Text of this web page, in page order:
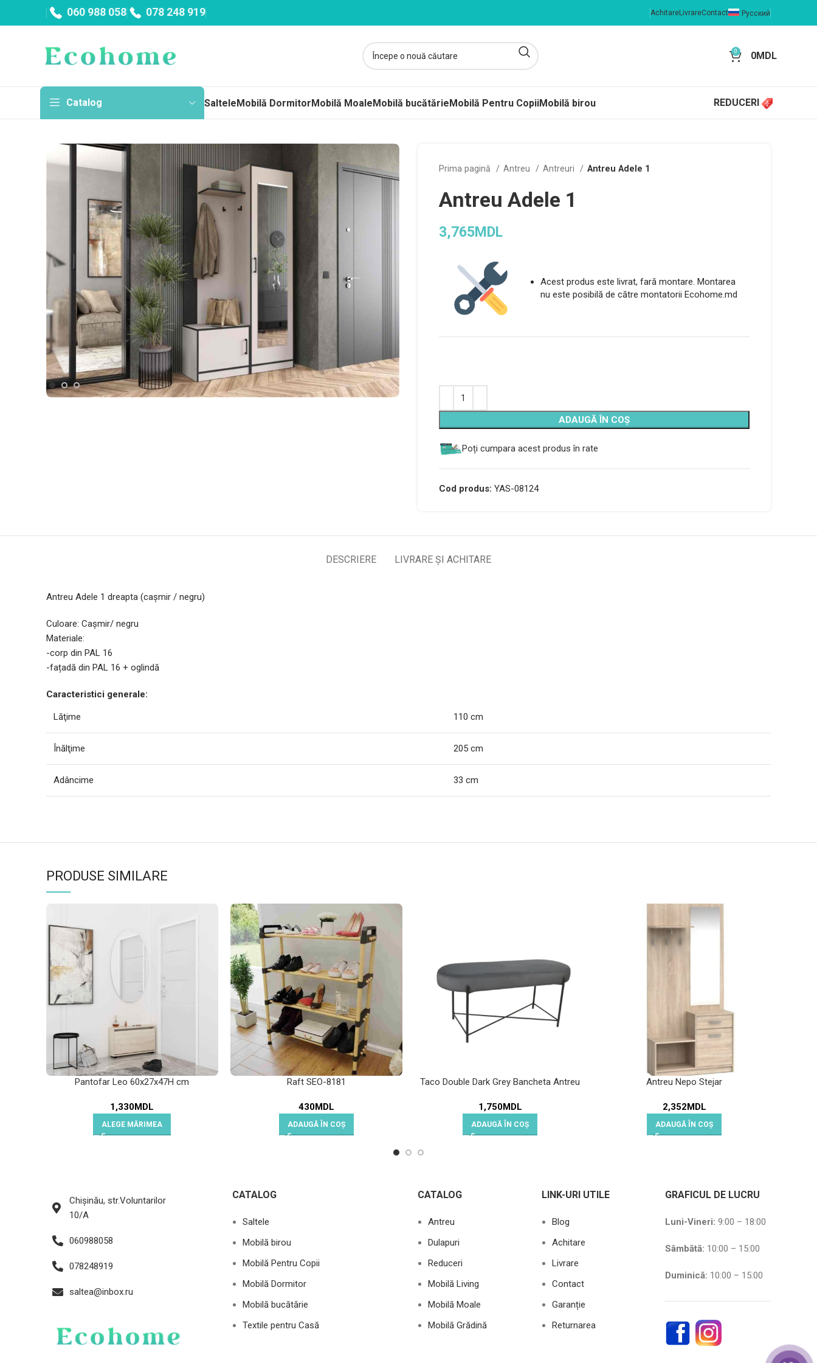
060 988 058 078 248 919 AchitareLivrareContact Русский
0 0MDL
Catalog
Toppere-Saltele Subțiri
Arcuri Împachetate
Saltele Copii
SalteleMobilă DormitorMobilă MoaleMobilă bucătărieMobilă Pentru CopiiMobilă birou REDUCERI
Prima pagină Antreu Antreuri Antreu Adele 1
Antreu Adele 1
3,765MDL
Acest produs este livrat, fară montare. Montarea
nu este posibilă de către montatorii Ecohome.md
ADAUGĂ ÎN COȘ
Alternative:
Poți cumpara acest produs în rate
Cod produs: YAS-08124
DESCRIERE LIVRARE ȘI ACHITARE
Antreu Adele 1 dreapta (cașmir / negru)
Culoare: Cașmir/ negru
Materiale:
-corp din PAL 16
-fațadă din PAL 16 + oglindă
Caracteristici generale:
Lăţime 110 cm
Înălţime 205 cm
Adâncime 33 cm
PRODUSE SIMILARE
Pantofar Leo 60x27x47H cm
1,330MDL
ALEGE MĂRIMEA
Raft SEO-8181
430MDL
ADAUGĂ ÎN COȘ
Taco Double Dark Grey Bancheta Antreu
1,750MDL
ADAUGĂ ÎN COȘ
Antreu Nepo Stejar
2,352MDL
ADAUGĂ ÎN COȘ
Chișinău, str.Voluntarilor
10/A
060988058
078248919
saltea@inbox.ru
CATALOG
Saltele
Mobilă birou
Mobilă Pentru Copii
Mobilă Dormitor
Mobilă bucătărie
Textile pentru Casă
CATALOG
Antreu
Dulapuri
Reduceri
Mobilă Living
Mobilă Moale
Mobilă Grădină
LINK-URI UTILE
Blog
Achitare
Livrare
Contact
Garanție
Returnarea
GRAFICUL DE LUCRU
Luni-Vineri: 9:00 – 18:00
Sâmbătă: 10:00 – 15:00
Duminică: 10:00 – 15:00